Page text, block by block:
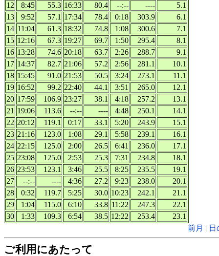
12
8:45 55.3 16:33 80.4 --:-- ----
5.1
13
9:52 57.1 17:34 78.4 0:18 303.9
6.1
14 11:04 61.3 18:32 74.8 1:08 300.6
7.1
15 12:16 67.3 19:27 69.7 1:50 295.4
8.1
16 13:28 74.6 20:18 63.7 2:26 288.7
9.1
17 14:37 82.7 21:06 57.2 2:56 281.1
10.1
18 15:45 91.0 21:53 50.5 3:24 273.1
11.1
19 16:52 99.2 22:40 44.1 3:51 265.0
12.1
20 17:59 106.9 23:27 38.1 4:18 257.2
13.1
21 19:06 113.6 --:-- ---- 4:48 250.1
14.1
22 20:12 119.1 0:17 33.1 5:20 243.9
15.1
23 21:16 123.0 1:08 29.1 5:58 239.1
16.1
24 22:15 125.0 2:00 26.5 6:41 236.0
17.1
25 23:08 125.0 2:53 25.3 7:31 234.8
18.1
26 23:53 123.1 3:46 25.5 8:25 235.5
19.1
27
--:-- ---- 4:36 27.2 9:23 238.0
20.1
28
0:32 119.7 5:25 30.0 10:23 242.1
21.1
29
1:04 115.0 6:10 33.8 11:22 247.3
22.1
30
1:33 109.3 6:54 38.5 12:22 253.4
23.1
前月 |
ご利用にあたって